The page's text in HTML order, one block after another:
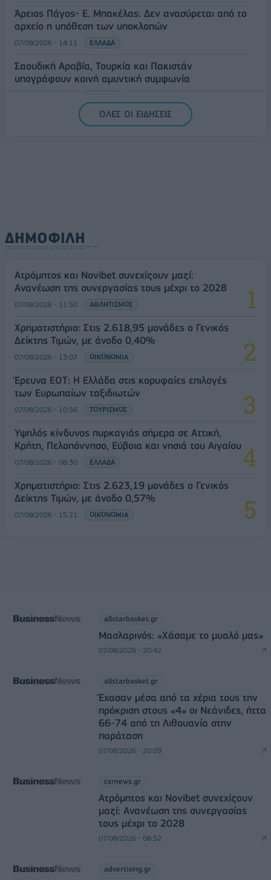
Άρειος Πάγος- Ε. Μπακέλας: Δεν ανασύρεται από το
αρχείο η υπόθεση των υποκλοπών
07/08/2026 - 14:11 ΕΛΛΑΔΑ
Σαουδική Αραβία, Τουρκία και Πακιστάν
υπογράφουν κοινή αμυντική συμφωνία
ΟΛΕΣ ΟΙ ΕΙΔΗΣΕΙΣ
ΔΗΜΟΦΙΛΗ
Ατρόμητος και Novibet συνεχίζουν μαζί:
Ανανέωση της συνεργασίας τους μέχρι το 2028
07/08/2026 - 11:50 ΑΘΛΗΤΙΣΜΟΣ
Χρηματιστήριο: Στις 2.618,95 μονάδες ο Γενικός
Δείκτης Τιμών, με άνοδο 0,40%
07/08/2026 - 13:07 ΟΙΚΟΝΟΜΙΑ
Έρευνα ΕΟΤ: Η Ελλάδα στις κορυφαίες επιλογές
των Ευρωπαίων ταξιδιωτών
07/08/2026 - 10:56 ΤΟΥΡΙΣΜΟΣ
Υψηλός κίνδυνος πυρκαγιάς σήμερα σε Αττική,
Κρήτη, Πελοπόννησο, Εύβοια και νησιά του Αιγαίου
07/08/2026 - 08:30 ΕΛΛΑΔΑ
Χρηματιστήριο: Στις 2.623,19 μονάδες ο Γενικός
Δείκτης Τιμών, με άνοδο 0,57%
07/08/2026 - 15:21 ΟΙΚΟΝΟΜΙΑ
allstarbasket.gr
Μασλαρινός: «Χάσαμε το μυαλό μας»
07/08/2026 - 20:42
allstarbasket.gr
Έχασαν μέσα από τα χέρια τους την
πρόκριση στους «4» οι Νεάνιδες, ήττα
66-74 από τη Λιθουανία στην
παράταση
07/08/2026 - 20:09
csrnews.gr
Ατρόμητος και Novibet συνεχίζουν
μαζί: Ανανέωση της συνεργασίας
τους μέχρι το 2028
07/08/2026 - 08:52
advertising.gr